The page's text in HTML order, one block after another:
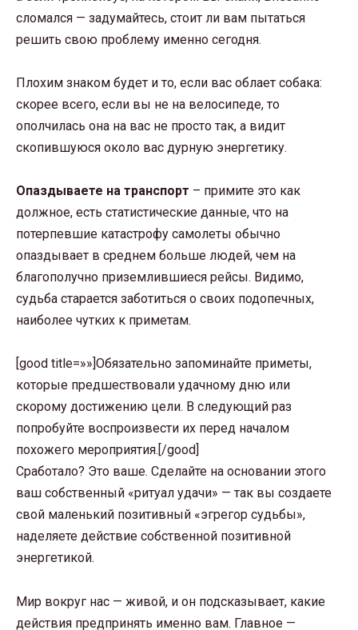
сломался — задумайтесь, стоит ли вам пытаться
решить свою проблему именно сегодня.
Плохим знаком будет и то, если вас облает собака:
скорее всего, если вы не на велосипеде, то
ополчилась она на вас не просто так, а видит
скопившуюся около вас дурную энергетику.
Опаздываете на транспорт – примите это как
должное, есть статистические данные, что на
потерпевшие катастрофу самолеты обычно
опаздывает в среднем больше людей, чем на
благополучно приземлившиеся рейсы. Видимо,
судьба старается заботиться о своих подопечных,
наиболее чутких к приметам.
[good title=»»]Обязательно запоминайте приметы,
которые предшествовали удачному дню или
скорому достижению цели. В следующий раз
попробуйте воспроизвести их перед началом
похожего мероприятия.[/good]
Сработало? Это ваше. Сделайте на основании этого
ваш собственный «ритуал удачи» — так вы создаете
свой маленький позитивный «эгрегор судьбы»,
наделяете действие собственной позитивной
энергетикой.
Мир вокруг нас — живой, и он подсказывает, какие
действия предпринять именно вам. Главное —